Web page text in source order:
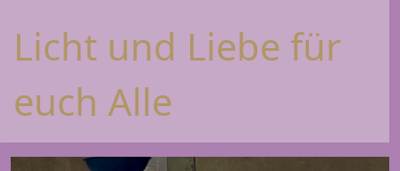
Licht und Liebe für
euch Alle